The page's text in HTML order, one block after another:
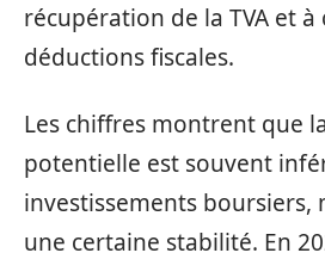
récupération de la TVA et à
déductions fiscales.
Les chiffres montrent que
potentielle est souvent
investissements boursiers,
une certaine stabilité. En